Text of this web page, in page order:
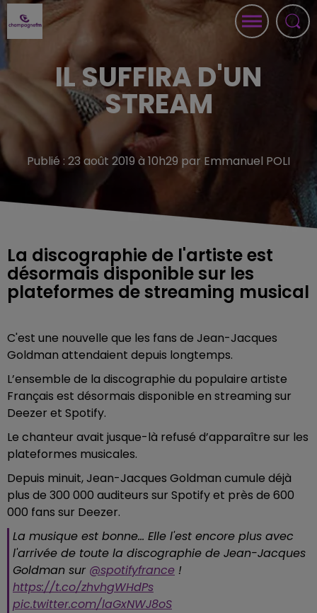
IL SUFFIRA D'UN
STREAM
Publié : 23 août 2019 à 10h29 par Emmanuel POLI
La discographie de l'artiste est
désormais disponible sur les
plateformes de streaming musical
C'est une nouvelle que les fans de Jean-Jacques
Goldman attendaient depuis longtemps.
L’ensemble de la discographie du populaire artiste
Français est désormais disponible en streaming sur
Deezer et Spotify.
Le chanteur avait jusque-là refusé d’apparaître sur les
plateformes musicales.
Depuis minuit, Jean-Jacques Goldman cumule déjà
plus de 300 000 auditeurs sur Spotify et près de 600
000 fans sur Deezer.
La musique est bonne... Elle l'est encore plus avec
l'arrivée de toute la discographie de Jean-Jacques
Goldman sur @spotifyfrance !
https://t.co/zhvhgWHdPs
pic.twitter.com/laGxNWJ8oS